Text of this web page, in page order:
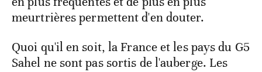
meurtrières permettent d'en douter.
Quoi qu'il en soit, la France et les pays du G5
Sahel ne sont pas sortis de l'auberge. Les